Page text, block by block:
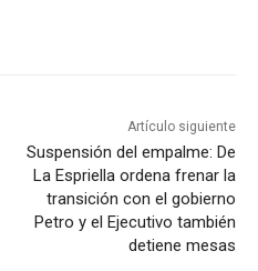
Artículo siguiente
Suspensión del empalme: De
La Espriella ordena frenar la
transición con el gobierno
Petro y el Ejecutivo también
detiene mesas